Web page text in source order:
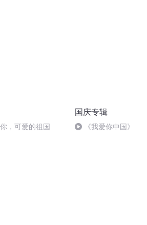
，可爱的祖国
国庆专辑
《我爱你中国》